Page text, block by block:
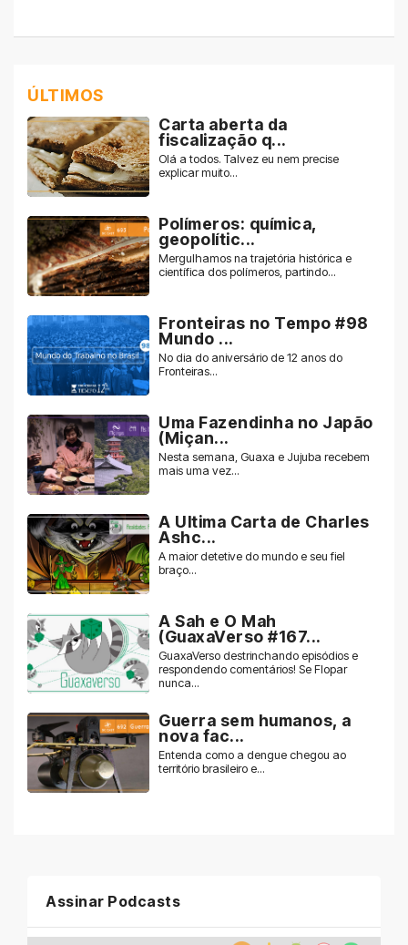
ÚLTIMOS
Carta aberta da
fiscalização q...
Olá a todos. Talvez eu nem precise
explicar muito...
Polímeros: química,
geopolític...
Mergulhamos na trajetória histórica e
científica dos polímeros, partindo...
Fronteiras no Tempo #98
Mundo ...
No dia do aniversário de 12 anos do
Fronteiras...
Uma Fazendinha no Japão
(Miçan...
Nesta semana, Guaxa e Jujuba recebem
mais uma vez...
A Ultima Carta de Charles
Ashc...
A maior detetive do mundo e seu fiel
braço...
A Sah e O Mah
(GuaxaVerso #167...
GuaxaVerso destrinchando episódios e
respondendo comentários! Se Flopar
nunca...
Guerra sem humanos, a
nova fac...
Entenda como a dengue chegou ao
território brasileiro e...
Assinar Podcasts